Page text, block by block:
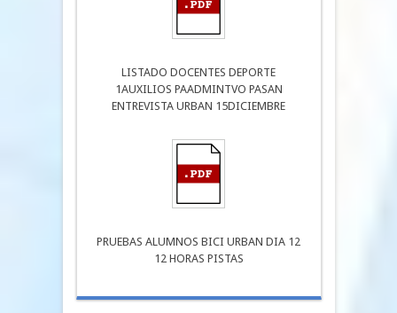
LISTADO DOCENTES DEPORTE
1AUXILIOS PAADMINTVO PASAN
ENTREVISTA URBAN 15DICIEMBRE
PRUEBAS ALUMNOS BICI URBAN DIA 12
12 HORAS PISTAS